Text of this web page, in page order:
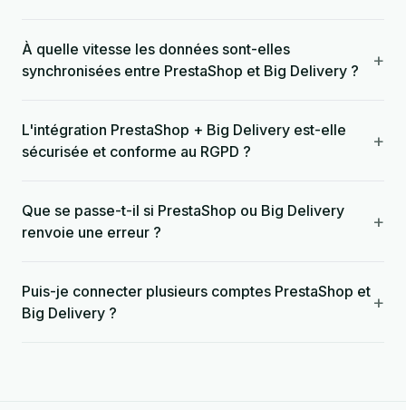
À quelle vitesse les données sont-elles
synchronisées entre PrestaShop et Big Delivery ?
+
L'intégration PrestaShop + Big Delivery est-elle
sécurisée et conforme au RGPD ?
+
Que se passe-t-il si PrestaShop ou Big Delivery
renvoie une erreur ?
+
Puis-je connecter plusieurs comptes PrestaShop et
Big Delivery ?
+